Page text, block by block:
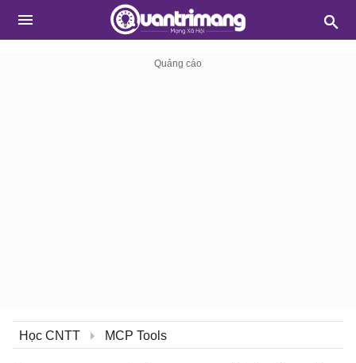
Học CNTT MCP Tools